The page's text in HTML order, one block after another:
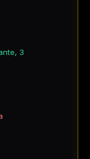
3